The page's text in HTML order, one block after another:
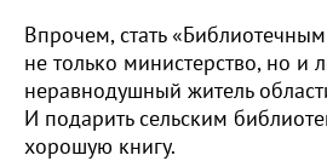
Впрочем, стать
не только министерство, но и
неравнодушный житель
И подарить сельским
хорошую книгу.